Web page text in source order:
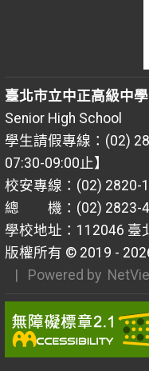
臺北市立中正高級中學
Senior High School
學生請假專線：(02)
07:30-09:00止】
校安專線：(02) 2820-
總 機：(02) 2823-
學校地址：112046 臺
版權所有 © 2019 -
| Powered by